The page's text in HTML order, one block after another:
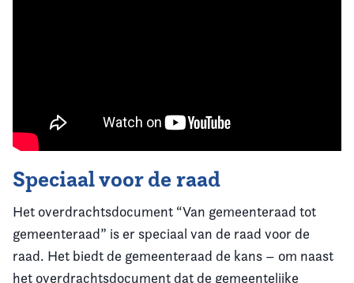
Speciaal voor de raad
Het overdrachtsdocument “Van gemeenteraad tot
gemeenteraad” is er speciaal van de raad voor de
raad. Het biedt de gemeenteraad de kans – om naast
het overdrachtsdocument dat de gemeentelijke